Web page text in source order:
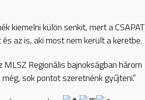
kiemelni külön senkit, mert a CSAPAT
az is, aki most nem került a keretbe.
Regionális bajnokságban három
sok pontot szeretnénk gyűjteni.”